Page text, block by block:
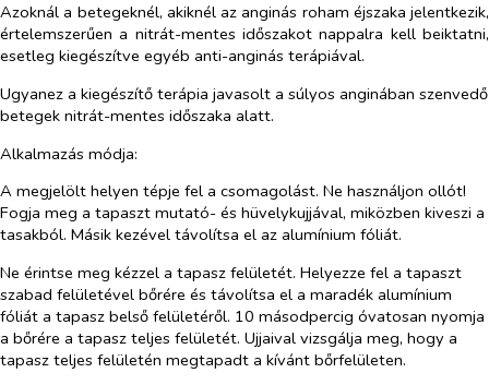
Azoknál a betegeknél, akiknél az anginás roham éjszaka jelentkezik,
értelemszerűen a nitrát-mentes időszakot nappalra kell beiktatni,
esetleg kiegészítve egyéb anti-anginás terápiával.
Ugyanez a kiegészítő terápia javasolt a súlyos anginában szenvedő
betegek nitrát-mentes időszaka alatt.
Alkalmazás módja:
A megjelölt helyen tépje fel a csomagolást. Ne használjon ollót!
Fogja meg a tapaszt mutató- és hüvelykujjával, miközben kiveszi a
tasakból. Másik kezével távolítsa el az alumínium fóliát.
Ne érintse meg kézzel a tapasz felületét. Helyezze fel a tapaszt
szabad felületével bőrére és távolítsa el a maradék alumínium
fóliát a tapasz belső felületéről. 10 másodpercig óvatosan nyomja
a bőrére a tapasz teljes felületét. Ujjaival vizsgálja meg, hogy a
tapasz teljes felületén megtapadt a kívánt bőrfelületen.